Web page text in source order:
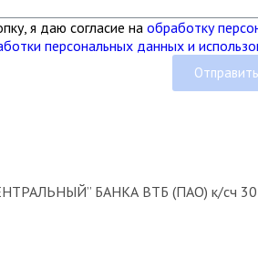
я даю согласие на обработку
персональных данных и
Отправить
БАНКА ВТБ (ПАО) к/сч